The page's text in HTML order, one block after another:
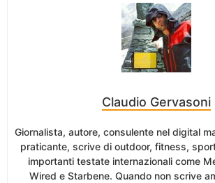
Claudio Gervasoni
Giornalista, autore, consulente nel digital
praticante, scrive di outdoor, fitness,
importanti testate internazionali come
Wired e Starbene. Quando non scrive